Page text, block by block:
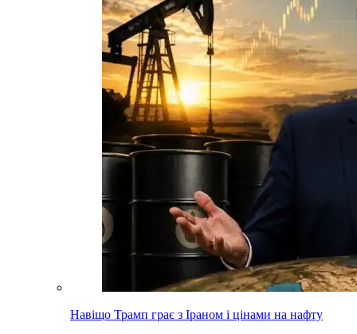
Навіщо Трамп грає з Іраном і цінами на нафту